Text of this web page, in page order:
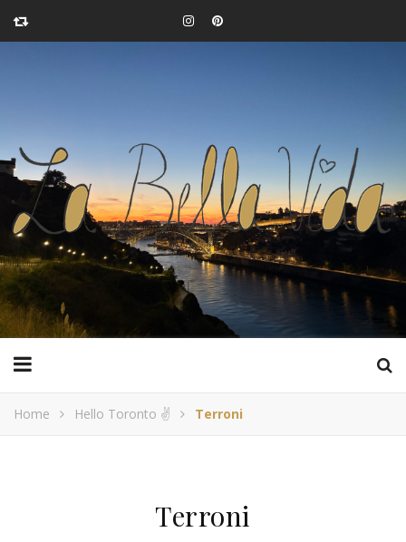
Home Hello Toronto ✌️ Terroni
Terroni